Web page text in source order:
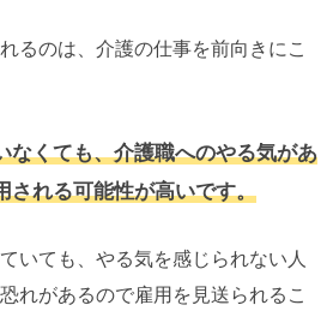
るのは、介護の仕事を前向きにこ
なくても、介護職へのやる気があ
される可能性が高いです。
いても、やる気を感じられない人
れがあるので雇用を見送られるこ